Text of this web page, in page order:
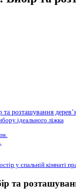
розташування
ідеального ліжка
у спальній кімнаті
та